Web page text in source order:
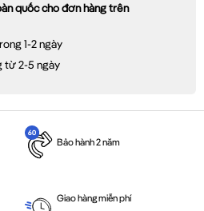
quốc cho đơn hàng trên
1-2 ngày
từ 2-5 ngày
Bảo hành 2 năm
Giao hàng miễn phí